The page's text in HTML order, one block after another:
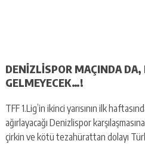
DENİZLİSPOR MAÇINDA DA,
GELMEYECEK…!
TFF 1.Lig’in ikinci yarısının ilk
ağırlayacağı Denizlispor
çirkin ve kötü tezahürattan dolayı